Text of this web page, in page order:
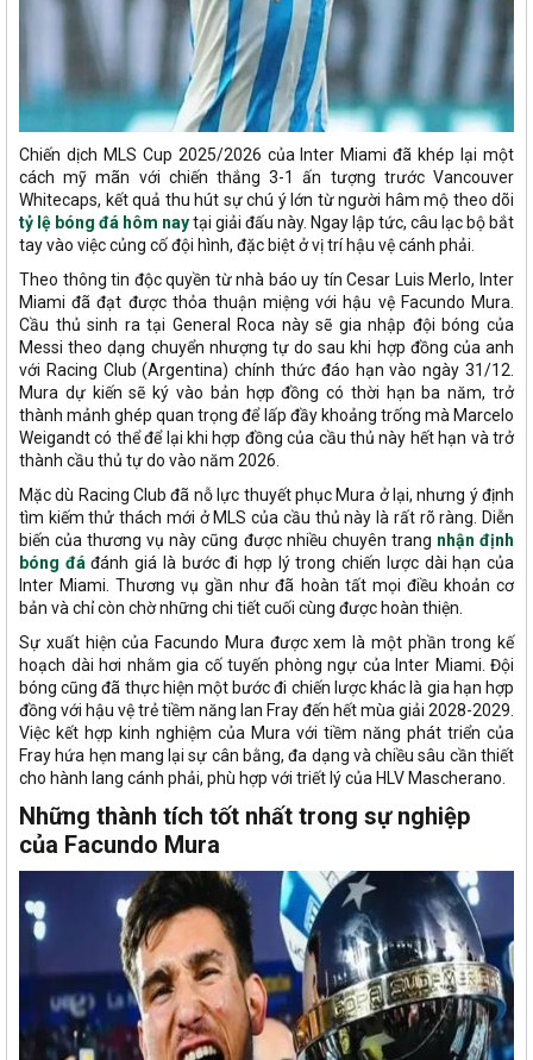
Chiến dịch MLS Cup 2025/2026 của Inter Miami đã khép lại một
cách mỹ mãn với chiến thắng 3-1 ấn tượng trước Vancouver
Whitecaps, kết quả thu hút sự chú ý lớn từ người hâm mộ theo dõi
tỷ lệ bóng đá hôm naytại giải đấu này. Ngay lập tức, câu lạc bộ bắt
tay vào việc củng cố đội hình, đặc biệt ở vị trí hậu vệ cánh phải.
Theo thông tin độc quyền từ nhà báo uy tín Cesar Luis Merlo, Inter
Miami đã đạt được thỏa thuận miệng với hậu vệ Facundo Mura.
Cầu thủ sinh ra tại General Roca này sẽ gia nhập đội bóng của
Messi theo dạng chuyển nhượng tự do sau khi hợp đồng của anh
với Racing Club (Argentina) chính thức đáo hạn vào ngày 31/12.
Mura dự kiến sẽ ký vào bản hợp đồng có thời hạn ba năm, trở
thành mảnh ghép quan trọng để lấp đầy khoảng trống mà Marcelo
Weigandt có thể để lại khi hợp đồng của cầu thủ này hết hạn và trở
thành cầu thủ tự do vào năm 2026.
Mặc dù Racing Club đã nỗ lực thuyết phục Mura ở lại, nhưng ý định
tìm kiếm thử thách mới ở MLS của cầu thủ này là rất rõ ràng. Diễn
biến của thương vụ này cũng được nhiều chuyên trang nhận định
bóng đá đánh giá là bước đi hợp lý trong chiến lược dài hạn của
Inter Miami. Thương vụ gần như đã hoàn tất mọi điều khoản cơ
bản và chỉ còn chờ những chi tiết cuối cùng được hoàn thiện.
Sự xuất hiện của Facundo Mura được xem là một phần trong kế
hoạch dài hơi nhằm gia cố tuyến phòng ngự của Inter Miami. Đội
bóng cũng đã thực hiện một bước đi chiến lược khác là gia hạn hợp
đồng với hậu vệ trẻ tiềm năng Ian Fray đến hết mùa giải 2028-2029.
Việc kết hợp kinh nghiệm của Mura với tiềm năng phát triển của
Fray hứa hẹn mang lại sự cân bằng, đa dạng và chiều sâu cần thiết
cho hành lang cánh phải, phù hợp với triết lý của HLV Mascherano.
Những thành tích tốt nhất trong sự nghiệp
của Facundo Mura